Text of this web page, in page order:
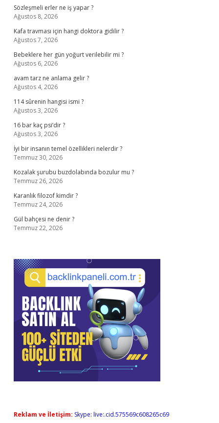
Sözleşmeli erler ne iş yapar ?
Ağustos 8, 2026
Kafa travması için hangi doktora gidilir ?
Ağustos 7, 2026
Bebeklere her gün yoğurt verilebilir mi ?
Ağustos 6, 2026
avam tarz ne anlama gelir ?
Ağustos 4, 2026
114 sûrenin hangisi ismi ?
Ağustos 3, 2026
16 bar kaç psi’dir ?
Ağustos 3, 2026
İyi bir insanın temel özellikleri nelerdir ?
Temmuz 30, 2026
Kozalak şurubu buzdolabında bozulur mu ?
Temmuz 26, 2026
Karanlık filozof kimdir ?
Temmuz 24, 2026
Gül bahçesi ne denir ?
Temmuz 22, 2026
Reklam ve İletişim: Skype: live:.cid.575569c608265c69